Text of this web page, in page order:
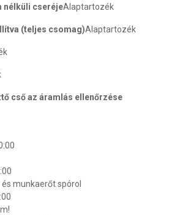
nélküli cseréjeAlaptartozék
(teljes csomag)Alaptartozék
cső az áramlás ellenőrzése
munkaerőt spórol